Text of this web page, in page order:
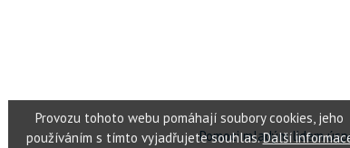
Pomoci mladým lidem